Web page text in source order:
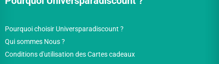
Pourquoi choisir Universparadiscount ?
Qui sommes Nous ?
Conditions d'utilisation des Cartes cadeaux